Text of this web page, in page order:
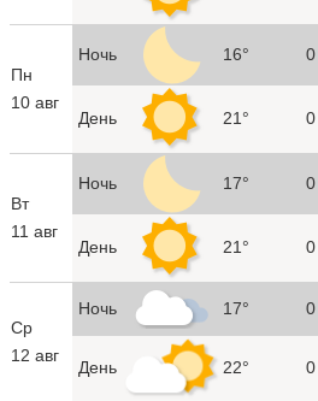
Пн
10 авг
Ночь 16° 0
День 21° 0
Вт
11 авг
Ночь 17° 0
День 21° 0
Ср
12 авг
Ночь 17° 0
День 22° 0